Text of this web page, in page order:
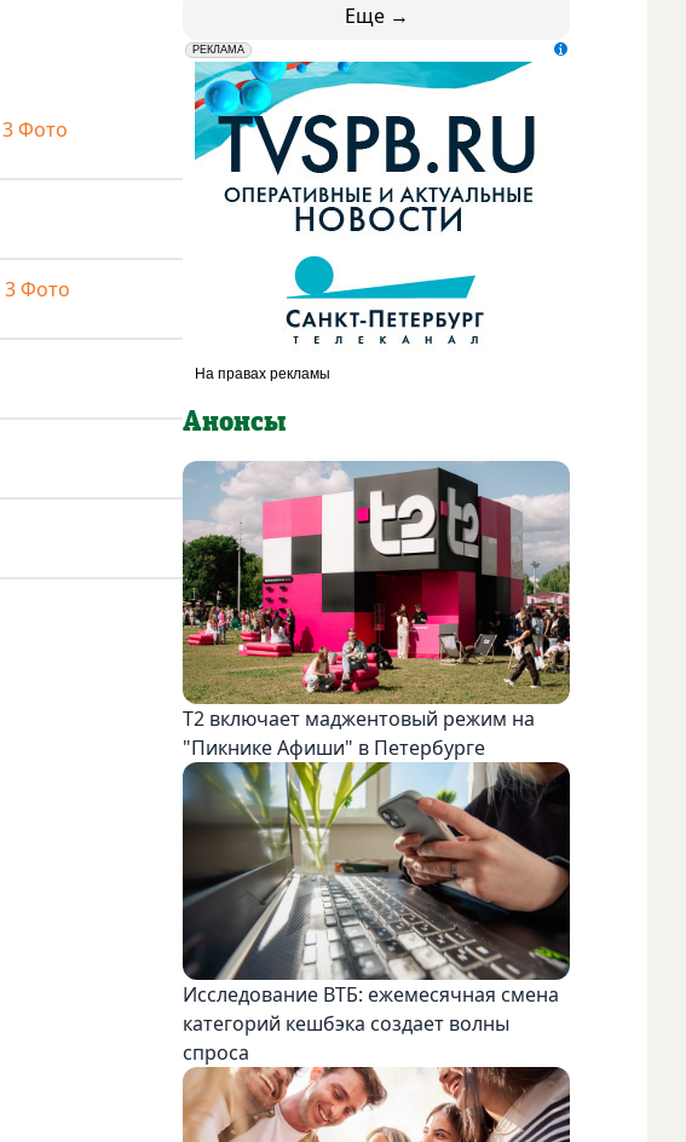
3 Фото
3 Фото
Еще →
erid: LdtCK5udn
РЕКЛАМА
АО "ГАТР", ИНН: 7841320717
Анонсы
Т2 включает маджентовый режим на
"Пикнике Афиши" в Петербурге
Исследование ВТБ: ежемесячная смена
категорий кешбэка создает волны
спроса